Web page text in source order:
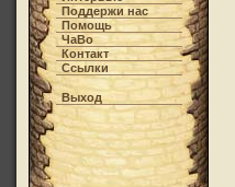
Поддержи нас
Помощь
ЧаВо
Контакт
Ссылки
Выход